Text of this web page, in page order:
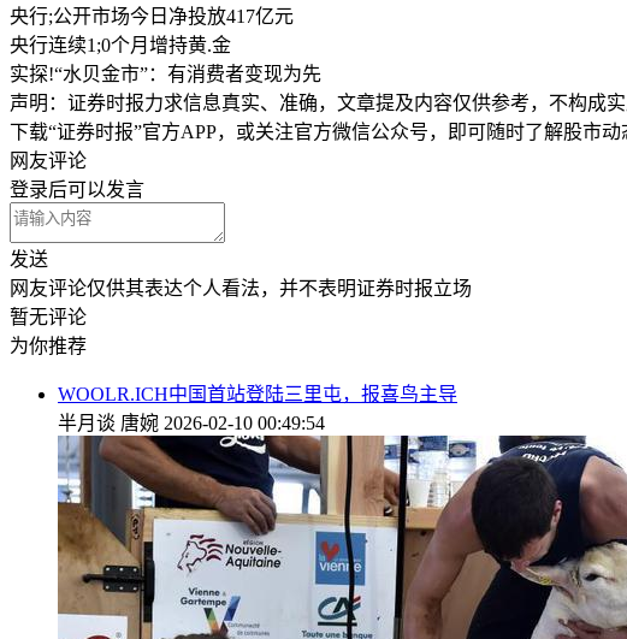
央行;公开市场今日净投放417亿元
央行连续1;0个月增持黄.金
实探!“水贝金市”：有消费者变现为先
声明：证券时报力求信息真实、准确，文章提及内容仅供参考，不构成
下载“证券时报”官方APP，或关注官方微信公众号，即可随时了解股市动
网友评论
登录后可以发言
发送
网友评论仅供其表达个人看法，并不表明证券时报立场
暂无评论
为你推荐
WOOLR.ICH中国首站登陆三里屯，报喜鸟主导
半月谈 唐婉 2026-02-10 00:49:54